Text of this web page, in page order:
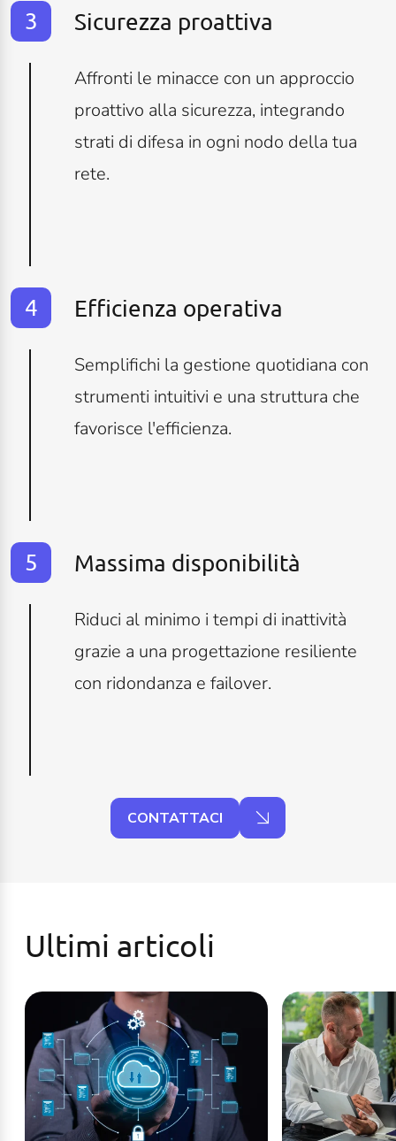
Sicurezza proattiva
Affronti le minacce con un approccio
proattivo alla sicurezza, integrando
strati di difesa in ogni nodo della tua
rete.
Efficienza operativa
Semplifichi la gestione quotidiana con
strumenti intuitivi e una struttura che
favorisce l'efficienza.
Massima disponibilità
Riduci al minimo i tempi di inattività
grazie a una progettazione resiliente
con ridondanza e failover.
CONTATTACI
Ultimi articoli